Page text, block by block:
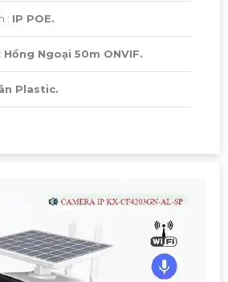
: IP POE.
Hồng Ngoại 50m ONVIF.
Plastic.